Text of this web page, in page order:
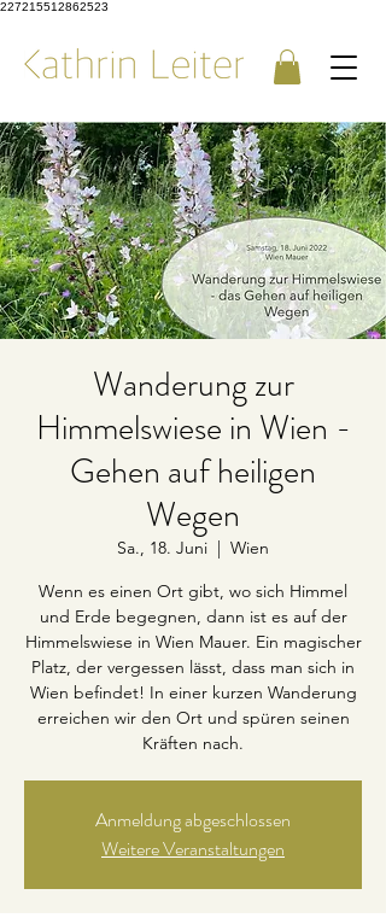
227215512862523
Wanderung zur
Himmelswiese in Wien -
Gehen auf heiligen
Wegen
Sa., 18. Juni
  |
Wien
Wenn es einen Ort gibt, wo sich Himmel
und Erde begegnen, dann ist es auf der
Himmelswiese in Wien Mauer. Ein magischer
Platz, der vergessen lässt, dass man sich in
Wien befindet! In einer kurzen Wanderung
erreichen wir den Ort und spüren seinen
Kräften nach.
Anmeldung abgeschlossen
Weitere Veranstaltungen